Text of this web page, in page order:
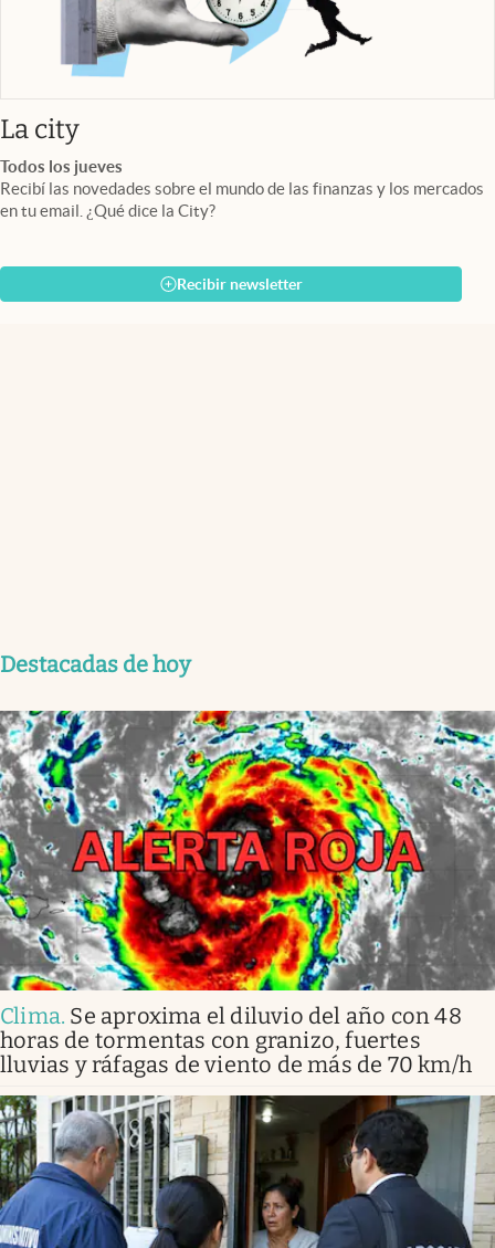
La cityabre en nueva pestaña
Todos los jueves
Recibí las novedades sobre el mundo de las finanzas y los mercados
en tu email. ¿Qué dice la City?
Recibir newsletter
Destacadas de hoy
Clima. Se aproxima el diluvio del año con 48
horas de tormentas con granizo, fuertes
lluvias y ráfagas de viento de más de 70 km/h